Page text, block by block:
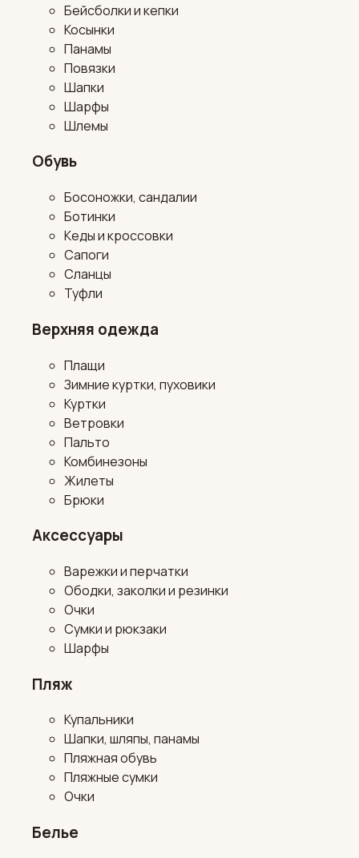
Бейсболки и кепки
Косынки
Панамы
Повязки
Шапки
Шарфы
Шлемы
Обувь
Босоножки, сандалии
Ботинки
Кеды и кроссовки
Сапоги
Сланцы
Туфли
Верхняя одежда
Плащи
Зимние куртки, пуховики
Куртки
Ветровки
Пальто
Комбинезоны
Жилеты
Брюки
Аксессуары
Варежки и перчатки
Ободки, заколки и резинки
Очки
Сумки и рюкзаки
Шарфы
Пляж
Купальники
Шапки, шляпы, панамы
Пляжная обувь
Пляжные сумки
Очки
Белье